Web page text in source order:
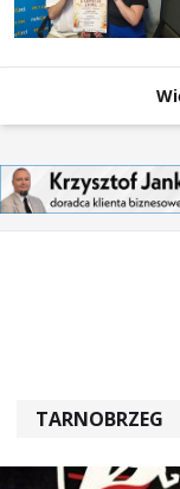
TARNOBRZEG